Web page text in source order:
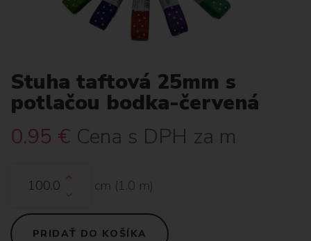
Stuha taftová 25mm s
potlačou bodka-červená
0.95 € Cena s DPH za m
cm (1.0 m)
PRIDAŤ DO KOŠÍKA